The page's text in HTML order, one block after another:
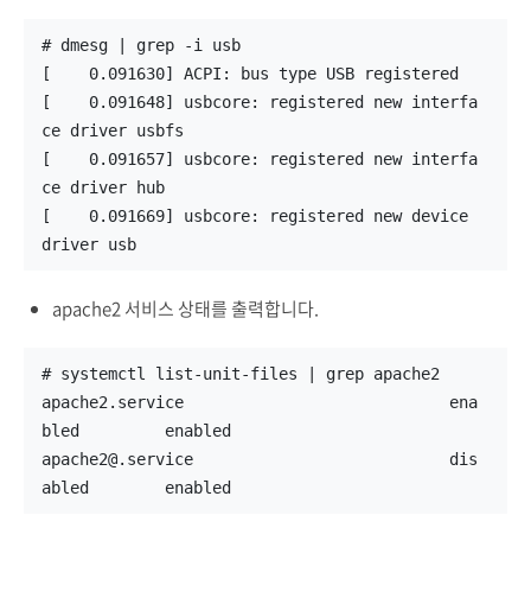
# dmesg | grep -i usb
[    0.091630] ACPI: bus type USB registered
[    0.091648] usbcore: registered new interfa
ce driver usbfs
[    0.091657] usbcore: registered new interfa
ce driver hub
[    0.091669] usbcore: registered new device
driver usb
apache2 서비스 상태를 출력합니다.
# systemctl list-unit-files | grep apache2
apache2.service                            ena
bled         enabled
apache2@.service                           dis
abled        enabled